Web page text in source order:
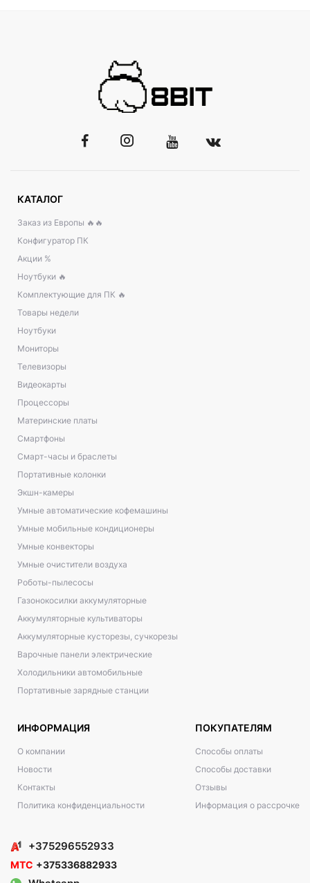
КАТАЛОГ
Заказ из Европы 🔥🔥
Конфигуратор ПК
Акции %
Ноутбуки 🔥
Комплектующие для ПК 🔥
Товары недели
Ноутбуки
Мониторы
Телевизоры
Видеокарты
Процессоры
Материнские платы
Смартфоны
Смарт-часы и браслеты
Портативные колонки
Экшн-камеры
Умные автоматические кофемашины
Умные мобильные кондиционеры
Умные конвекторы
Умные очистители воздуха
Роботы-пылесосы
Газонокосилки аккумуляторные
Аккумуляторные культиваторы
Аккумуляторные кусторезы, сучкорезы
Варочные панели электрические
Холодильники автомобильные
Портативные зарядные станции
ИНФОРМАЦИЯ
О компании
Новости
Контакты
Политика конфиденциальности
ПОКУПАТЕЛЯМ
Способы оплаты
Способы доставки
Отзывы
Информация о рассрочке
+375296552933
МТС +375336882933